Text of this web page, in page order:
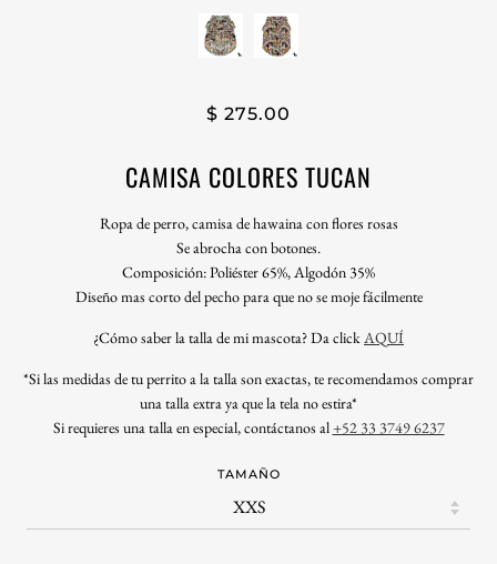
$ 275.00
CAMISA COLORES TUCAN
Ropa de perro, camisa de hawaina con flores rosas
Se abrocha con botones.
Composición: Poliéster 65%, Algodón 35%
Diseño mas corto del pecho para que no se moje fácilmente
¿Cómo saber la talla de mi mascota? Da clickAQUÍ
*Si las medidas de tu perrito a la talla son exactas, te recomendamos comprar
una talla extra ya que la tela no estira*
Si requieres una talla en especial, contáctanos al+52 33 3749 6237
TAMAÑO